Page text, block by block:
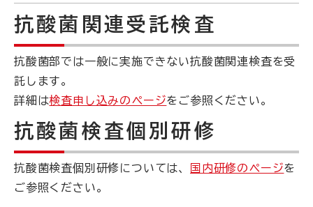
抗酸菌関連受託検査
抗酸菌部では一般に実施できない抗酸菌関連検査を受
託します。
詳細は検査申し込みのページをご参照ください。
抗酸菌検査個別研修
抗酸菌検査個別研修については、 国内研修のページを
ご参照ください。